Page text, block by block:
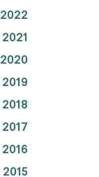
2022
2021
2020
2019
2018
2017
2016
2015